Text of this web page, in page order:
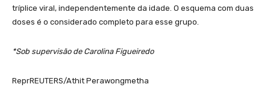
tríplice viral, independentemente da idade. O esquema com duas
doses é o considerado completo para esse grupo.
*Sob supervisão de Carolina Figueiredo
ReprREUTERS/Athit Perawongmetha